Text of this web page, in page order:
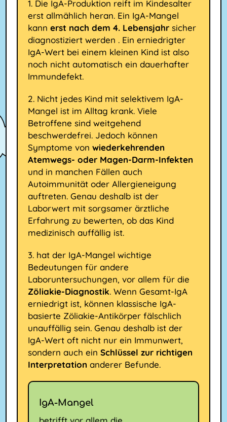
1. Die IgA-Produktion reift im Kindesalter
erst allmählich heran. Ein IgA-Mangel
kannerst nach dem 4. Lebensjahr sicher
diagnostiziert werden . Ein erniedrigter
IgA-Wert bei einem kleinen Kind ist also
noch nicht automatisch ein dauerhafter
Immundefekt.
2. Nicht jedes Kind mit selektivem IgA-
Mangel ist im Alltag krank. Viele
Betroffene sind weitgehend
beschwerdefrei. Jedoch können
Symptome vonwiederkehrenden
Atemwegs- oder Magen-Darm-Infekten
und in manchen Fällen auch
Autoimmunität oder Allergieneigung
auftreten. Genau deshalb ist der
Laborwert mit sorgsamer ärztliche
Erfahrung zu bewerten, ob das Kind
medizinisch auffällig ist.
3. hat der IgA-Mangel wichtige
Bedeutungen für andere
Laboruntersuchungen, vor allem für die
Zöliakie-Diagnostik. Wenn Gesamt-IgA
erniedrigt ist, können klassische IgA-
basierte Zöliakie-Antikörper fälschlich
unauffällig sein. Genau deshalb ist der
IgA-Wert oft nicht nur ein Immunwert,
sondern auch einSchlüssel zur richtigen
Interpretation anderer Befunde.
IgA-Mangel